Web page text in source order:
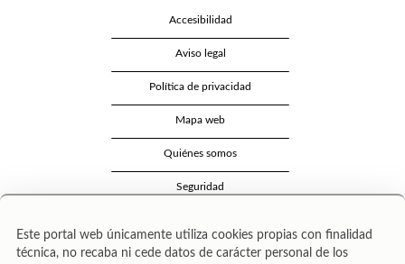
Accesibilidad
Aviso legal
Política de privacidad
Mapa web
Quiénes somos
Seguridad
Este portal web únicamente utiliza cookies propias con finalidad
técnica, no recaba ni cede datos de carácter personal de los